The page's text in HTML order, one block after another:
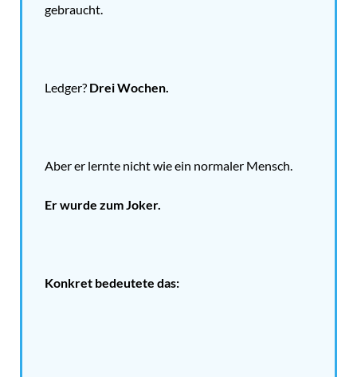
gebraucht.
Ledger? Drei Wochen.
Aber er lernte nicht wie ein normaler Mensch.
Er wurde zum Joker.
Konkret bedeutete das: